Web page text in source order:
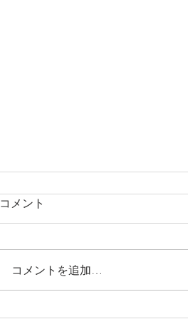
コメント
コメントを追加…